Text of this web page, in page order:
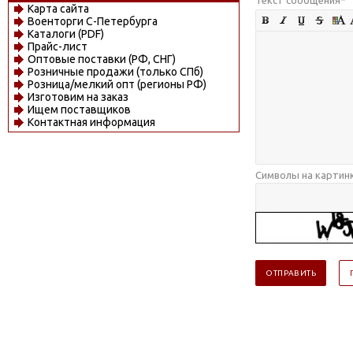
Карта сайта
Военторги С-Петербурга
Каталоги (PDF)
Прайс-лист
Оптовые поставки (РФ, СНГ)
Розничные продажи (только СПб)
Розница/мелкий опт (регионы РФ)
Изготовим на заказ
Ищем поставщиков
Контактная информация
Символы на